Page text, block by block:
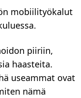
mobiilityökalut
piiriin,
haasteita.
useammat ovat
nämä